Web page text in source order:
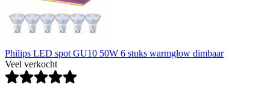
Philips LED spot GU10 50W 6 stuks warmglow dimbaar
Veel verkocht